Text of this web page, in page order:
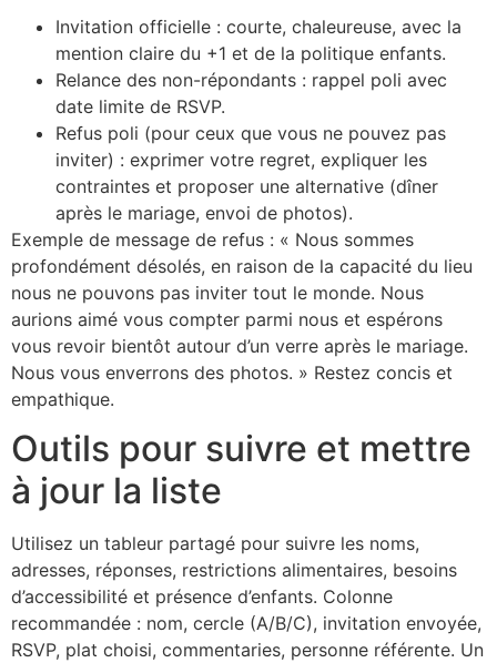
Invitation officielle : courte, chaleureuse, avec la
mention claire du +1 et de la politique enfants.
Relance des non-répondants : rappel poli avec
date limite de RSVP.
Refus poli (pour ceux que vous ne pouvez pas
inviter) : exprimer votre regret, expliquer les
contraintes et proposer une alternative (dîner
après le mariage, envoi de photos).
Exemple de message de refus : « Nous sommes
profondément désolés, en raison de la capacité du lieu
nous ne pouvons pas inviter tout le monde. Nous
aurions aimé vous compter parmi nous et espérons
vous revoir bientôt autour d’un verre après le mariage.
Nous vous enverrons des photos. » Restez concis et
empathique.
Outils pour suivre et mettre
à jour la liste
Utilisez un tableur partagé pour suivre les noms,
adresses, réponses, restrictions alimentaires, besoins
d’accessibilité et présence d’enfants. Colonne
recommandée : nom, cercle (A/B/C), invitation envoyée,
RSVP, plat choisi, commentaries, personne référente. Un